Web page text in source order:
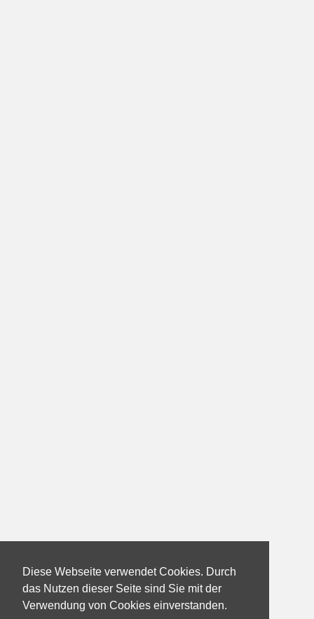
Diese Webseite verwendet Cookies. Durch
das Nutzen dieser Seite sind Sie mit der
Verwendung von Cookies einverstanden.